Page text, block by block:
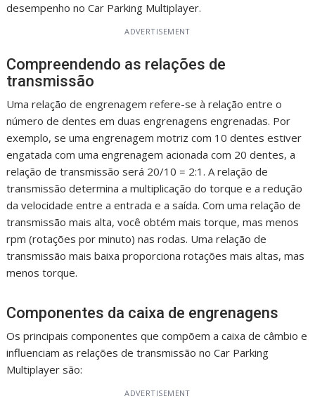
desempenho no Car Parking Multiplayer.
ADVERTISEMENT
Compreendendo as relações de
transmissão
Uma relação de engrenagem refere-se à relação entre o
número de dentes em duas engrenagens engrenadas. Por
exemplo, se uma engrenagem motriz com 10 dentes estiver
engatada com uma engrenagem acionada com 20 dentes, a
relação de transmissão será 20/10 = 2:1. A relação de
transmissão determina a multiplicação do torque e a redução
da velocidade entre a entrada e a saída. Com uma relação de
transmissão mais alta, você obtém mais torque, mas menos
rpm (rotações por minuto) nas rodas. Uma relação de
transmissão mais baixa proporciona rotações mais altas, mas
menos torque.
Componentes da caixa de engrenagens
Os principais componentes que compõem a caixa de câmbio e
influenciam as relações de transmissão no Car Parking
Multiplayer são:
ADVERTISEMENT